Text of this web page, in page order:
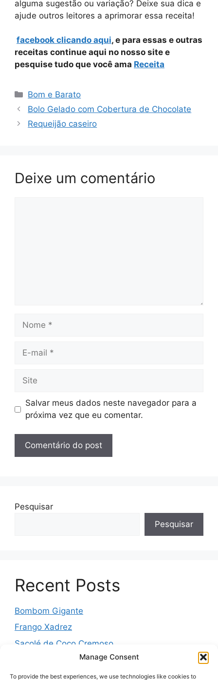
Manage Consent
To provide the best experiences, we use technologies like cookies to
alguma sugestão ou variação? Deixe sua dica e
ajude outros leitores a aprimorar essa receita!
facebook clicando aqui, e para essas e outras
receitas continue aqui no nosso site e
pesquise tudo que você ama Receita
Categorias
Bom e Barato
Bolo Gelado com Cobertura de Chocolate
Requeijão caseiro
Deixe um comentário
Nome
Site
Salvar meus dados neste navegador para a
próxima vez que eu comentar.
Pesquisar
Pesquisar
Recent Posts
Bombom Gigante
Frango Xadrez
Sacolé de Coco Cremoso
Torta de cebola molhadinha
Pernil Assado com Laranja, Alho e Ervas